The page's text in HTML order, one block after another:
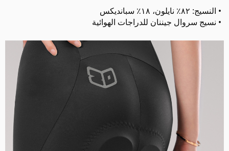
• النسيج: ٨٢٪ نايلون، ١٨٪ سبانديكس
• نسيج سروال جيننان للدراجات الهوائية